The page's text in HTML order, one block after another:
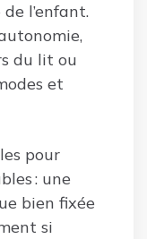
l’enfant.
du lit ou
et
pour
: une
bien fixée
si